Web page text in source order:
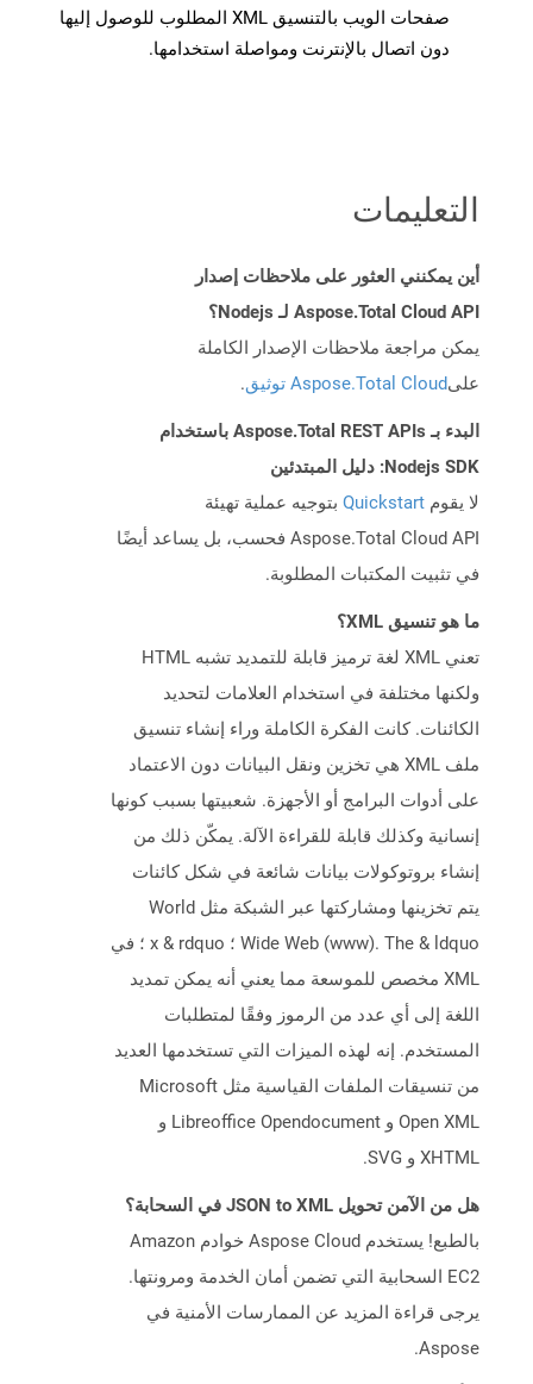
صفحات الويب بالتنسيق XML المطلوب للوصول إليها
دون اتصال بالإنترنت ومواصلة استخدامها.
التعليمات
أين يمكنني العثور على ملاحظات إصدار
Aspose.Total Cloud API لـ Nodejs؟
يمكن مراجعة ملاحظات الإصدار الكاملة
علىAspose.Total Cloud توثيق .
البدء بـ Aspose.Total REST APIs باستخدام
Nodejs SDK: دليل المبتدئين
لا يقوم Quickstart بتوجيه عملية تهيئة
Aspose.Total Cloud API فحسب، بل يساعد أيضًا
في تثبيت المكتبات المطلوبة.
ما هو تنسيق XML؟
تعني XML لغة ترميز قابلة للتمديد تشبه HTML
ولكنها مختلفة في استخدام العلامات لتحديد
الكائنات. كانت الفكرة الكاملة وراء إنشاء تنسيق
ملف XML هي تخزين ونقل البيانات دون الاعتماد
على أدوات البرامج أو الأجهزة. شعبيتها بسبب كونها
إنسانية وكذلك قابلة للقراءة الآلة. يمكّن ذلك من
إنشاء بروتوكولات بيانات شائعة في شكل كائنات
يتم تخزينها ومشاركتها عبر الشبكة مثل World
Wide Web (www). The & ldquo ؛ x & rdquo ؛ في
XML مخصص للموسعة مما يعني أنه يمكن تمديد
اللغة إلى أي عدد من الرموز وفقًا لمتطلبات
المستخدم. إنه لهذه الميزات التي تستخدمها العديد
من تنسيقات الملفات القياسية مثل Microsoft
Open XML و Libreoffice Opendocument و
XHTML و SVG.
هل من الآمن تحويل JSON to XML في السحابة؟
بالطبع! يستخدم Aspose Cloud خوادم Amazon
EC2 السحابية التي تضمن أمان الخدمة ومرونتها.
يرجى قراءة المزيد عن الممارسات الأمنية في
Aspose.